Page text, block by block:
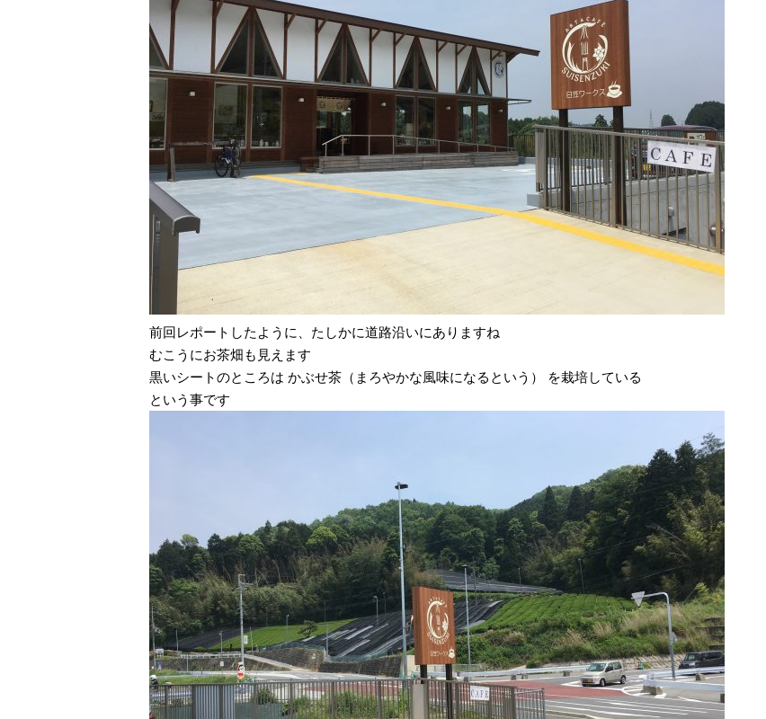
前回レポートしたように、たしかに道路沿いにありますね
むこうにお茶畑も見えます
黒いシートのところは かぶせ茶（まろやかな風味になるという） を栽培している
という事です